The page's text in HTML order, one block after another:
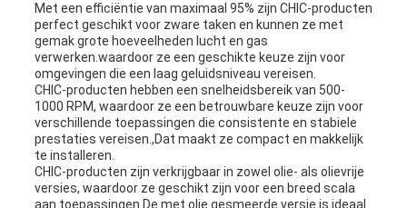
Met een efficiëntie van maximaal 95% zijn CHIC-producten
perfect geschikt voor zware taken en kunnen ze met
gemak grote hoeveelheden lucht en gas
verwerken.waardoor ze een geschikte keuze zijn voor
omgevingen die een laag geluidsniveau vereisen.
CHIC-producten hebben een snelheidsbereik van 500-
1000 RPM, waardoor ze een betrouwbare keuze zijn voor
verschillende toepassingen die consistente en stabiele
prestaties vereisen.,Dat maakt ze compact en makkelijk
te installeren.
CHIC-producten zijn verkrijgbaar in zowel olie- als olievrije
versies, waardoor ze geschikt zijn voor een breed scala
aan toepassingen.De met olie gesmeerde versie is ideaal